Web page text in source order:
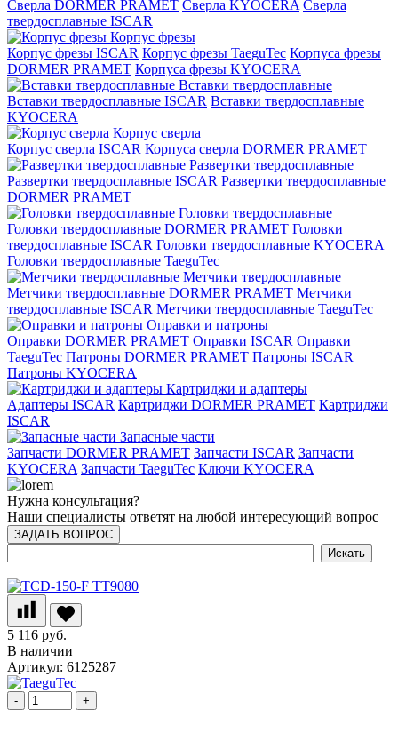
Сверла DORMER PRAMET Сверла KYOCERA Сверла
твердосплавные ISCAR
Корпус фрезы
Корпус фрезы ISCAR Корпус фрезы TaeguTec Корпуса фрезы
DORMER PRAMET Корпуса фрезы KYOCERA
Вставки твердосплавные
Вставки твердосплавные ISCAR Вставки твердосплавные
KYOCERA
Корпус сверла
Корпус сверла ISCAR Корпуса сверла DORMER PRAMET
Развертки твердосплавные
Развертки твердосплавные ISCAR Развертки твердосплавные
DORMER PRAMET
Головки твердосплавные
Головки твердосплавные DORMER PRAMET Головки
твердосплавные ISCAR Головки твердосплавные KYOCERA
Головки твердосплавные TaeguTec
Метчики твердосплавные
Метчики твердосплавные DORMER PRAMET Метчики
твердосплавные ISCAR Метчики твердосплавные TaeguTec
Оправки и патроны
Оправки DORMER PRAMET Оправки ISCAR Оправки
TaeguTec Патроны DORMER PRAMET Патроны ISCAR
Патроны KYOCERA
Картриджи и адаптеры
Адаптеры ISCAR Картриджи DORMER PRAMET Картриджи
ISCAR
Запасные части
Запчасти DORMER PRAMET Запчасти ISCAR Запчасти
KYOCERA Запчасти TaeguTec Ключи KYOCERA
Нужна консультация?
Наши специалисты ответят на любой интересующий вопрос
ЗАДАТЬ ВОПРОС
5 116 руб.
В наличии
Артикул: 6125287
- +